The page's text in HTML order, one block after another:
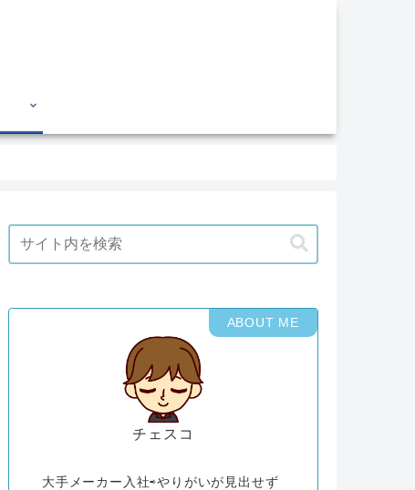
チェスコ
大手メーカー入社⇨やりがいが見出せず